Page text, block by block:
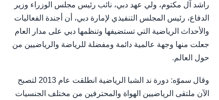
راشد آل مكتوم، ولي عهد دبي، نائب رئيس مجلس الوزراء وزير
الدفاع، رئيس المجلس التنفيذي لإمارة دبي، أن أجندة الفعاليات
والأحداث الرياضية التي تستضيفها وتنظمها دبي على مدار العام
جعلت منها وجهة عالمية دائمة ومفضلة للرياضة والرياضيين من
حول العالم.
وقال سموّه: دورة ند الشبا الرياضية انطلقت عام 2013 لتصبح
الآن ملتقى الرياضيين الهواة والمحترفين من مختلف الجنسيات